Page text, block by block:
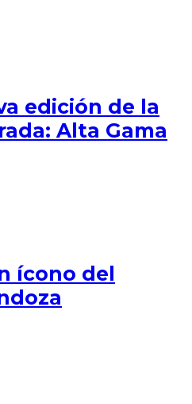
edición de la
Alta Gama
ícono del